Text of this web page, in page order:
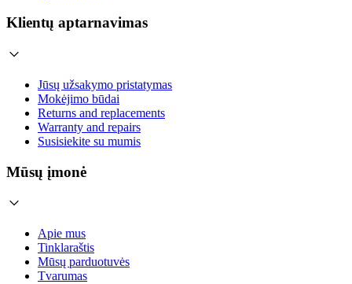
Klientų aptarnavimas
Jūsų užsakymo pristatymas
Mokėjimo būdai
Returns and replacements
Warranty and repairs
Susisiekite su mumis
Mūsų įmonė
Apie mus
Tinklaraštis
Mūsų parduotuvės
Tvarumas